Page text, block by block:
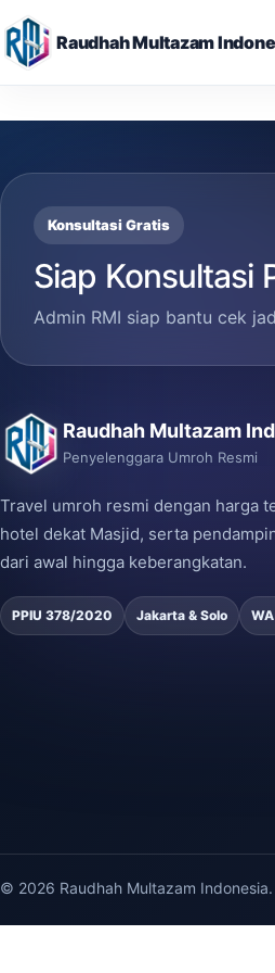
Raudhah Multazam
to
Konsultasi Gratis
Siap Konsultasi
Admin RMI siap bantu cek
Raudhah Multazam
Penyelenggara Umroh Resmi
Travel umroh resmi dengan harga
hotel dekat Masjid, serta
dari awal hingga keberangkatan.
PPIU 378/2020 Jakarta & Solo
© 2026 Raudhah Multazam